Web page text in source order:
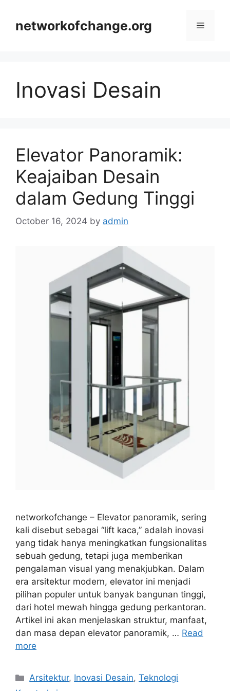
contentnetworkofchange.org Menu
Inovasi Desain
Elevator Panoramik:
Keajaiban Desain
dalam Gedung Tinggi
October 16, 2024 by admin
networkofchange – Elevator panoramik, sering
kali disebut sebagai “lift kaca,” adalah inovasi
yang tidak hanya meningkatkan fungsionalitas
sebuah gedung, tetapi juga memberikan
pengalaman visual yang menakjubkan. Dalam
era arsitektur modern, elevator ini menjadi
pilihan populer untuk banyak bangunan tinggi,
dari hotel mewah hingga gedung perkantoran.
Artikel ini akan menjelaskan struktur, manfaat,
dan masa depan elevator panoramik, … Read
more
Categories
Arsitektur, Inovasi Desain,Teknologi